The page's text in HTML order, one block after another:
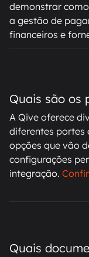
demonstrar
a gestão de
financeiros e
Quais são os
A Qive oferece
diferentes portes
opções que vão
configurações
integração.
Quais